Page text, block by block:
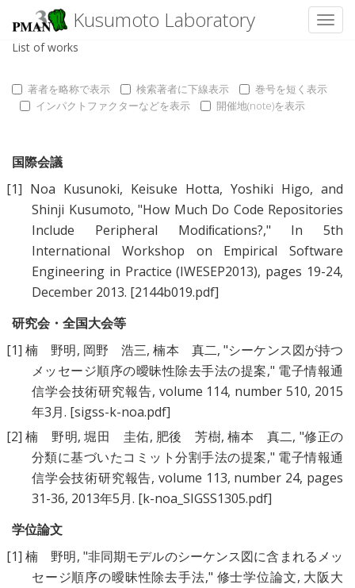
Kusumoto Laboratory
List of works
著者を略称で表示 検索著者に下線表示
巻号を短く表示
インパクトファクターなどを表示
開催地(note)を表示
国際会議
[1] Noa Kusunoki, Keisuke Hotta, Yoshiki Higo, and
Shinji Kusumoto, "How Much Do Code Repositories
Include Peripheral Modiﬁcations?," In 5th
International Workshop on Empirical Software
Engineering in Practice (IWESEP2013), pages 19-24,
December 2013. [2144b019.pdf]
研究会・全国大会等
[1] 楠 野明, 岡野 浩三,楠本 真二, "シーケンス図が持つ
メッセージ順序の曖昧性除去手法の提案," 電子情報通
信学会技術研究報告, volume 114, number 510, 2015
年3月. [sigss-k-noa.pdf]
[2] 楠 野明,堀田 圭佑, 肥後 芳樹,楠本 真二, "修正の
分類に基づいたコミット分割手法の提案," 電子情報通
信学会技術研究報告, volume 113, number 24, pages
31-36, 2013年5月. [k-noa_SIGSS1305.pdf]
学位論文
[1] 楠 野明, "非同期モデルのシーケンス図に含まれるメッ
セージ順序の曖昧性除去手法," 修士学位論文, 大阪大